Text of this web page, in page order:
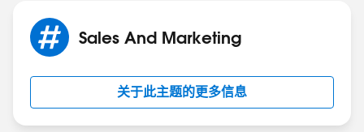
Sales And Marketing
关于此主题的更多信息